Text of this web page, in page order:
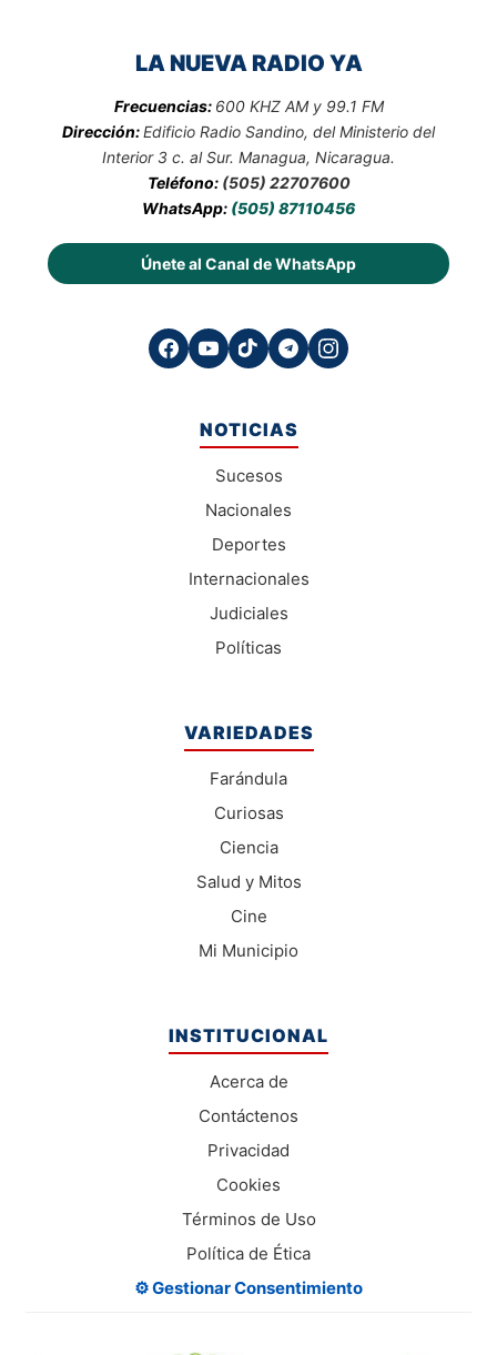
LA NUEVA RADIO YA
Frecuencias: 600 KHZ AM y 99.1 FM
Dirección:Edificio Radio Sandino, del Ministerio del
Interior 3 c. al Sur. Managua, Nicaragua.
Teléfono: (505) 22707600
WhatsApp: (505) 87110456
Únete al Canal de WhatsApp
NOTICIAS
Sucesos
Nacionales
Deportes
Internacionales
Judiciales
Políticas
VARIEDADES
Farándula
Curiosas
Ciencia
Salud y Mitos
Cine
Mi Municipio
INSTITUCIONAL
Acerca de
Contáctenos
Privacidad
Cookies
Términos de Uso
Política de Ética
⚙️ Gestionar Consentimiento